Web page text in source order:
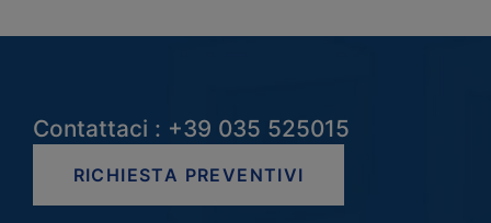
Contattaci : +39 035 525015
RICHIESTA PREVENTIVI